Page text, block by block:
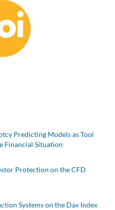
Predicting Models as Tool
Financial Situation
Protection on the CFD
Systems on the Dax Index